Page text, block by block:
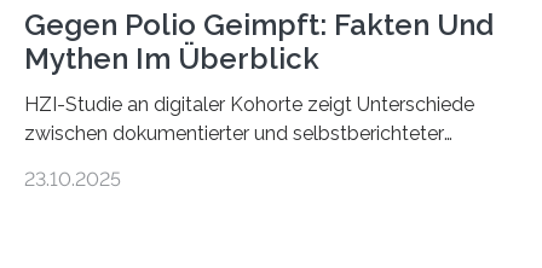
Gegen Polio Geimpft: Fakten Und
Mythen Im Überblick
HZI-Studie an digitaler Kohorte zeigt Unterschiede
zwischen dokumentierter und selbstberichteter
Kinderlähmung, ist eine ansteckende Krankheit, die
23.10.2025